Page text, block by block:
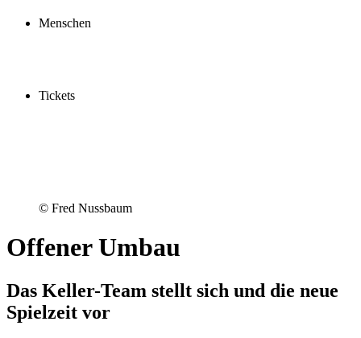
Menschen
Tickets
© Fred Nussbaum
Offener Umbau
Das Keller-Team stellt sich und die neue
Spielzeit vor